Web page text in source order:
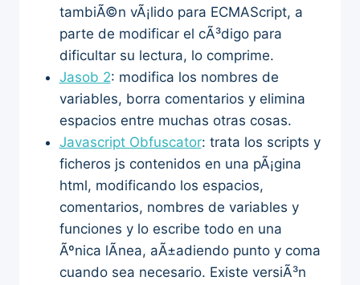
tambiÃ©n vÃ¡lido para ECMAScript, a
parte de modificar el cÃ³digo para
dificultar su lectura, lo comprime.
Jasob 2: modifica los nombres de
variables, borra comentarios y elimina
espacios entre muchas otras cosas.
Javascript Obfuscator: trata los scripts y
ficheros js contenidos en una pÃ¡gina
html, modificando los espacios,
comentarios, nombres de variables y
funciones y lo escribe todo en una
Ãºnica lÃ­nea, aÃ±adiendo punto y coma
cuando sea necesario. Existe versiÃ³n